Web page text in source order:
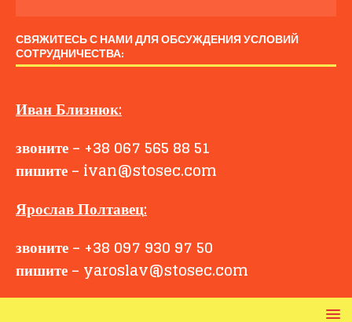
СВЯЖИТЕСЬ С НАМИ ДЛЯ ОБСУЖДЕНИЯ УСЛОВИЙ
СОТРУДНИЧЕСТВА:
ИванБлизнюк:
звоните– +38 067 565 88 51
пишите– ivan@stosec.com
Ярослав Полтавец:
звоните– +38 097 930 97 50
пишите– yaroslav@stosec.com